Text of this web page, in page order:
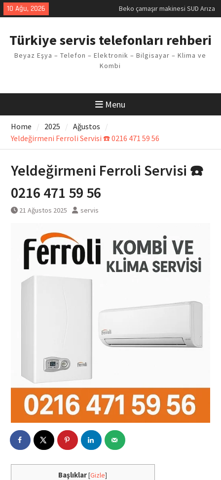
Skip
to
10 Ağu, 2026
Beko çamaşır makinesi SUD Arıza
Kodu
Kodu
Arızası Çözümü
E02 Arıza Kodu Regal kombi
Viessmann kombi F3 Hatası
Çözüm Yöntemleri
Türkiye servis telefonları rehberi
Beyaz Eşya – Telefon – Elektronik – Bilgisayar – Klima ve
Kombi
Menu
Home 2025
Ağustos
Yeldeğirmeni Ferroli Servisi ☎️ 0216 471 59 56
Yeldeğirmeni Ferroli Servisi ☎️
0216 471 59 56
21 Ağustos 2025 servis
Başlıklar[Gizle]